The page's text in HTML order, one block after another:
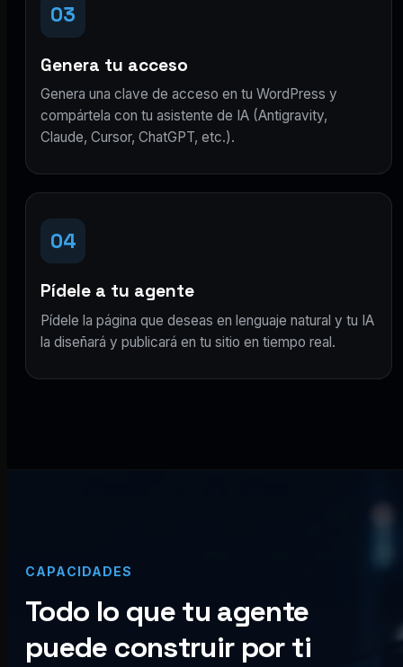
03
Genera tu acceso
Genera una clave de acceso en tu WordPress y
compártela con tu asistente de IA (Antigravity,
Claude, Cursor, ChatGPT, etc.).
04
Pídele a tu agente
Pídele la página que deseas en lenguaje natural y tu IA
la diseñará y publicará en tu sitio en tiempo real.
CAPACIDADES
Todo lo que tu agente
puede construir por ti